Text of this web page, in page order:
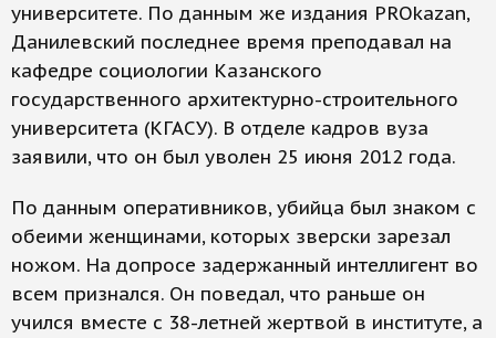
университете. По данным же издания PROkazan,
Данилевский последнее время преподавал на
кафедре социологии Казанского
государственного архитектурно-строительного
университета (КГАСУ). В отделе кадров вуза
заявили, что он был уволен 25 июня 2012 года.
По данным оперативников, убийца был знаком с
обеими женщинами, которых зверски зарезал
ножом. На допросе задержанный интеллигент во
всем признался. Он поведал, что раньше он
учился вместе с 38-летней жертвой в институте, а